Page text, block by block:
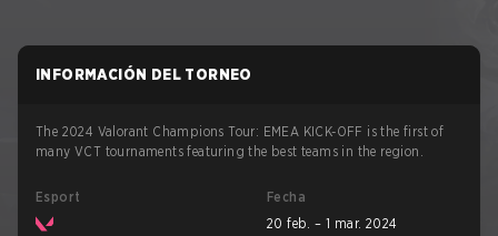
INFORMACIÓN DEL TORNEO
The 2024 Valorant Champions Tour: EMEA KICK-OFF is the first of
many VCT tournaments featuring the best teams in the region.
Esport
Fecha
20 feb. – 1 mar. 2024